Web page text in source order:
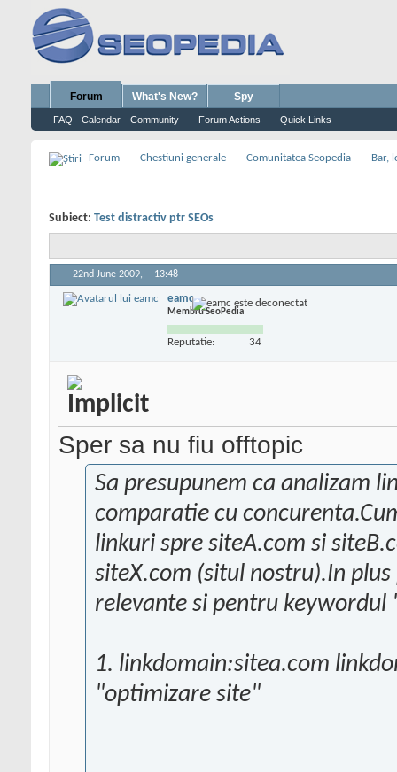
Forum
FAQ Calendar Community Forum Actions Quick Links
What's New? Spy
Forum Chestiuni generale Comunitatea Seopedia Bar,
Subiect: Test distractiv ptr SEOs
22nd June 2009, 13:48
eamc
Membru SeoPedia
Reputatie: 34
Sper sa nu fiu offtopic
Sa presupunem ca analizam
comparatie cu
linkuri spre siteA.com si
siteX.com (situl nostru).In
relevante si pentru
1. linkdomain:sitea.com
"optimizare site"